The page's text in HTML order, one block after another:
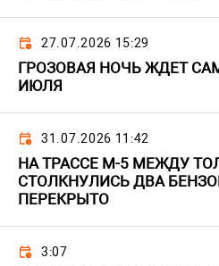
27.07.2026 15:29
ГРОЗОВАЯ НОЧЬ ЖДЕТ
ИЮЛЯ
31.07.2026 11:42
НА ТРАССЕ М-5 МЕЖДУ
СТОЛКНУЛИСЬ ДВА
ПЕРЕКРЫТО
3:07